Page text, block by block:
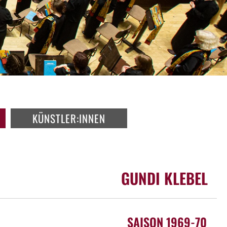
KÜNSTLER:INNEN
GUNDI KLEBEL
SAISON 1969-70